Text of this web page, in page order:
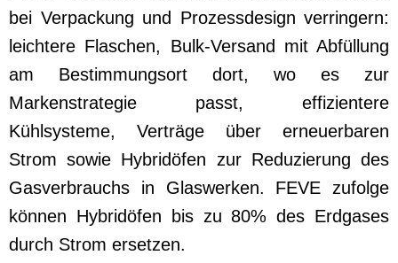
bei Verpackung und Prozessdesign verringern:
leichtere Flaschen, Bulk-Versand mit Abfüllung
am Bestimmungsort dort, wo es zur
Markenstrategie passt, effizientere
Kühlsysteme, Verträge über erneuerbaren
Strom sowie Hybridöfen zur Reduzierung des
Gasverbrauchs in Glaswerken. FEVE zufolge
können Hybridöfen bis zu 80% des Erdgases
durch Strom ersetzen.